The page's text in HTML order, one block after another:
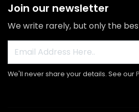
Join our newsletter
We write rarely, but only the
We'll never share your details. See our